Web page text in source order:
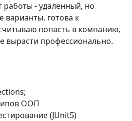
- удаленный, но
готова к
попасть в компанию,
вырасти профессионально.
ООП
(JUnit5)